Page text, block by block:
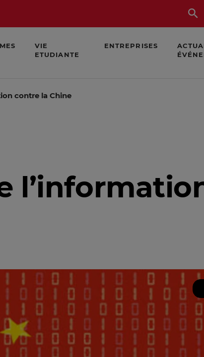
VIE
ETUDIANTE
ENTREPRISES
contre la Chine